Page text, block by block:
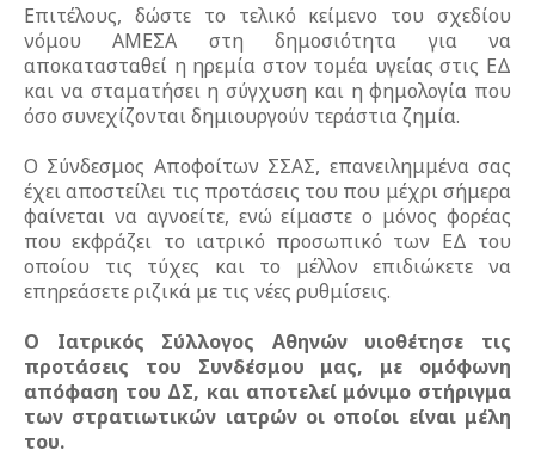
Επιτέλους, δώστε το τελικό κείμενο του σχεδίου
νόμου ΑΜΕΣΑ στη δημοσιότητα για να
αποκατασταθεί η ηρεμία στον τομέα υγείας στις ΕΔ
και να σταματήσει η σύγχυση και η φημολογία που
όσο συνεχίζονται δημιουργούν τεράστια ζημία.
Ο Σύνδεσμος Αποφοίτων ΣΣΑΣ, επανειλημμένα σας
έχει αποστείλει τις προτάσεις του που μέχρι σήμερα
φαίνεται να αγνοείτε, ενώ είμαστε ο μόνος φορέας
που εκφράζει το ιατρικό προσωπικό των ΕΔ του
οποίου τις τύχες και το μέλλον επιδιώκετε να
επηρεάσετε ριζικά με τις νέες ρυθμίσεις.
Ο Ιατρικός Σύλλογος Αθηνών υιοθέτησε τις
προτάσεις του Συνδέσμου μας, με ομόφωνη
απόφαση του ΔΣ, και αποτελεί μόνιμο στήριγμα
των στρατιωτικών ιατρών οι οποίοι είναι μέλη
του.